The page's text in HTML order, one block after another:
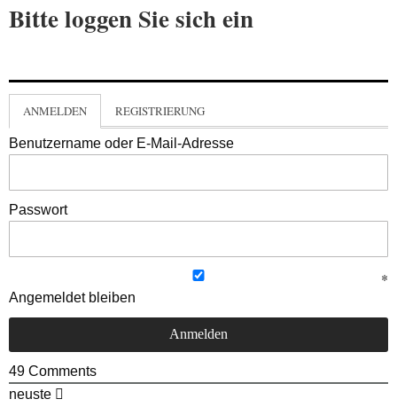
Bitte loggen Sie sich ein
ANMELDEN REGISTRIERUNG
Benutzername oder E-Mail-Adresse
Passwort
Angemeldet bleiben
49 Comments
neuste